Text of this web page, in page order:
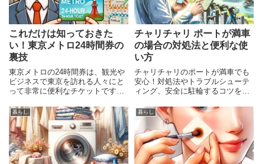
これだけは知っておきた
い！東京メトロ24時間券の
裏技
東京メトロの24時間券は、観光や
ビジネスで東京を訪れる人々にと
って非常に便利なチケットです。
メトロ全路線が24時間自由に乗り
放題となり、効率的に移動できま
す。しかし、ただ24時間券を購入
するだけでなく、その裏技
チャリチャリ ポートが満車
の場合の対処法と便利な使
い方
チャリチャリのポートが満車でも
安心！対処法やトラブルシューテ
ィング、安全に駐輪するコツを詳
ます。
暮らし 暮らし